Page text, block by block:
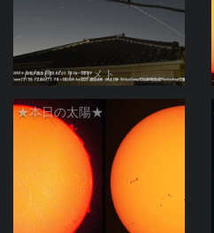
（＾０＾）コメト
★本日の太陽★